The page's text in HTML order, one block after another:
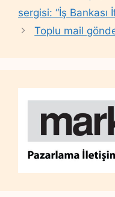
sergisi: “İş Bankası
Toplu mail